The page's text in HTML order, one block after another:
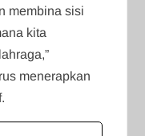
membina sisi
kita
menerapkan